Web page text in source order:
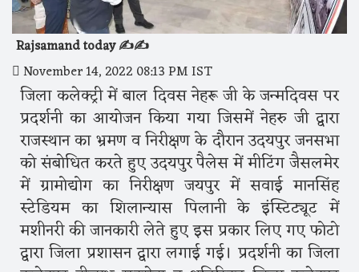
Rajsamand today ✍️✍️
November 14, 2022 08:13 PM IST
जिला कलेक्ट्री में बाल दिवस नेहरू जी के जन्मदिवस पर
प्रदर्शनी का आयोजन किया गया जिसमें नेहरु जी द्वारा
राजस्थान का भ्रमण व निरीक्षण के दौरान उदयपुर जनसभा
को संबोधित करते हुए उदयपुर पैलेस में मीटिंग जैसलमेर
में ग्रामोद्योग का निरीक्षण जयपुर में सवाई मानसिंह
स्टेडियम का शिलान्यास पिलानी के इंस्टिट्यूट में
मशीनरी की जानकारी लेते हुए इस प्रकार लिए गए फोटो
द्वारा जिला प्रशासन द्वारा लगाई गई। प्रदर्शनी का जिला